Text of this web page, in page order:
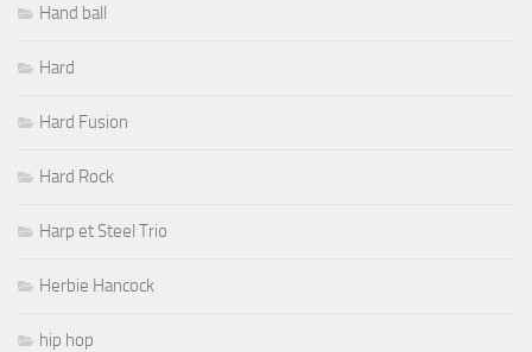
Hand ball
Hard
Hard Fusion
Hard Rock
Harp et Steel Trio
Herbie Hancock
hip hop